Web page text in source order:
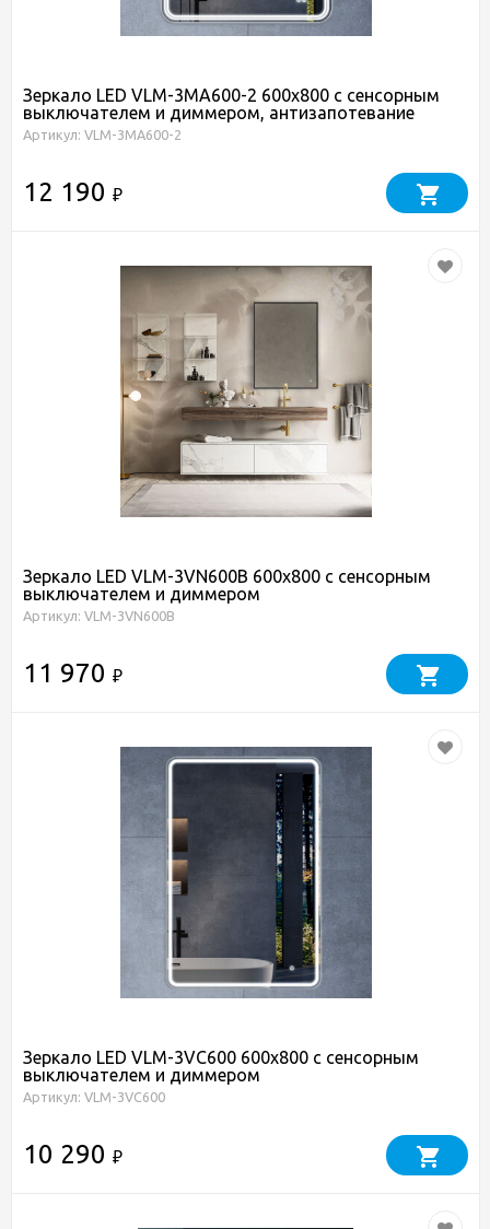
Зеркало LED VLM-3MA600-2 600х800 c сенсорным
выключателем и диммером, антизапотевание
Артикул: VLM-3MA600-2
12 190 ₽
Зеркало LED VLM-3VN600B 600х800 c сенсорным
выключателем и диммером
Артикул: VLM-3VN600B
11 970 ₽
Зеркало LED VLM-3VC600 600х800 c сенсорным
выключателем и диммером
Артикул: VLM-3VC600
10 290 ₽